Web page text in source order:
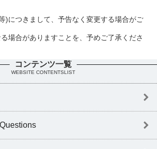
)につきまして、予告なく変更する場合がご
場合がありますことを、予めご了承くださ
コンテンツ一覧
WEBSITE CONTENTSLIST